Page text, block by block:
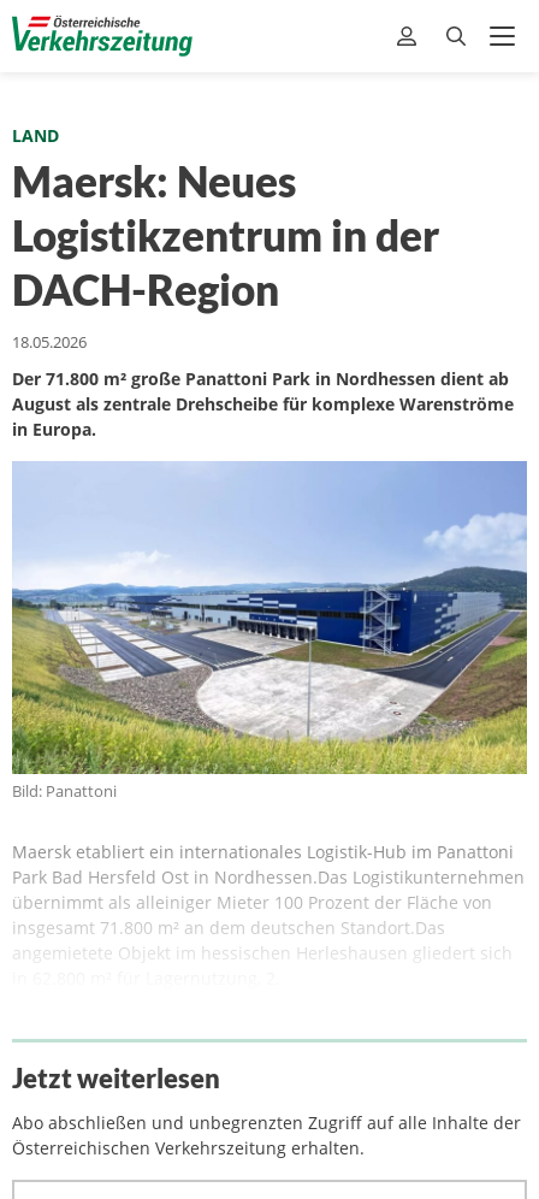
LAND
Maersk: Neues
Logistikzentrum in der
DACH-Region
18.05.2026
Der 71.800 m² große Panattoni Park in Nordhessen dient ab
August als zentrale Drehscheibe für komplexe Warenströme
in Europa.
Bild: Panattoni
Maersk etabliert ein internationales Logistik-Hub im Panattoni
Park Bad Hersfeld Ost in Nordhessen.Das Logistikunternehmen
übernimmt als alleiniger Mieter 100 Prozent der Fläche von
insgesamt 71.800 m² an dem deutschen Standort.Das
angemietete Objekt im hessischen Herleshausen gliedert sich
Jetzt weiterlesen
Abo abschließen und unbegrenzten Zugriff auf alle Inhalte der
Österreichischen Verkehrszeitung erhalten.